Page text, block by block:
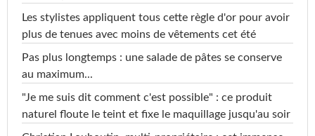
Les stylistes appliquent tous cette règle d'or pour avoir
plus de tenues avec moins de vêtements cet été
Pas plus longtemps : une salade de pâtes se conserve
au maximum...
"Je me suis dit comment c'est possible" : ce produit
naturel floute le teint et fixe le maquillage jusqu'au soir